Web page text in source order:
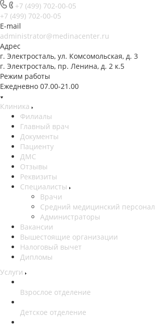
+7 (499) 702-00-05
+7 (499) 702-00-05
E-mail
administrator@medinacenter.ru
Адрес
г. Электросталь, ул. Комсомольская, д. 3
г. Электросталь, пр. Ленина, д. 2 к.5
Режим работы
Ежедневно 07.00-21.00
Клиника
Филиалы
Главный врач
Документы
Пациенту
ДМС
Отзывы
Реквизиты
Специалисты
Врачи
Средний медицинский персонал
Администраторы
Вакансии
Вышестоящие организации
Налоговый вычет
Дипломы
Услуги
Взрослое отделение
Детское отделение